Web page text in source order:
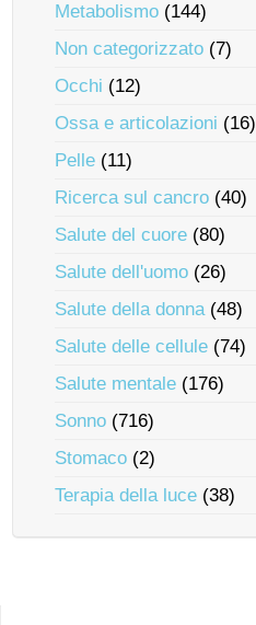
Metabolismo (144)
Non categorizzato (7)
Occhi (12)
Ossa e articolazioni (16)
Pelle (11)
Ricerca sul cancro (40)
Salute del cuore (80)
Salute dell'uomo (26)
Salute della donna(48)
Salute delle cellule (74)
Salute mentale (176)
Sonno (716)
Stomaco (2)
Terapia della luce (38)